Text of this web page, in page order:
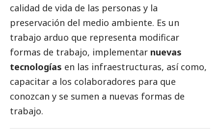
calidad de vida de las personas y la
preservación del medio ambiente. Es un
trabajo arduo que representa modificar
formas de trabajo, implementar nuevas
tecnologías en las infraestructuras, así como,
capacitar a los colaboradores para que
conozcan y se sumen a nuevas formas de
trabajo.